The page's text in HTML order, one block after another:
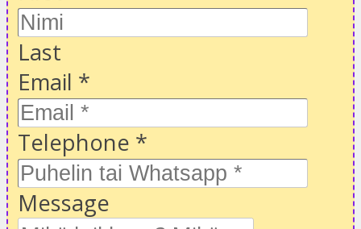
Last
Email *
Telephone *
Message